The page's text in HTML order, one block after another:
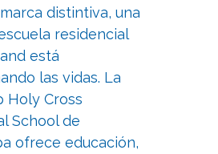
distintiva, una
residencial
está
las vidas. La
Holy Cross
School de
ofrece educación,